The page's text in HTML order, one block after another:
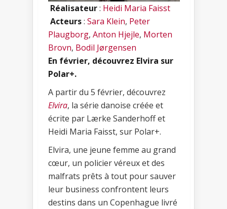
Réalisateur: Heidi Maria Faisst
Acteurs: Sara Klein, Peter
Plaugborg, Anton Hjejle, Morten
Brovn, Bodil Jørgensen
En février, découvrez Elvira sur
Polar+.
A partir du 5 février, découvrez
Elvira, la série danoise créée et
écrite par Lærke Sanderhoff et
Heidi Maria Faisst, sur Polar+.
Elvira, une jeune femme au grand
cœur, un policier véreux et des
malfrats prêts à tout pour sauver
leur business confrontent leurs
destins dans un Copenhague livré